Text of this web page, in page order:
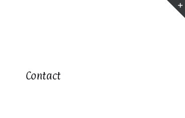
Contact